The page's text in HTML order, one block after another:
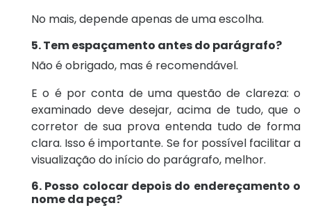
No mais, depende apenas de uma escolha.
5. Tem espaçamento antes do parágrafo?
Não é obrigado, mas é recomendável.
E o é por conta de uma questão de clareza: o
examinado deve desejar, acima de tudo, que o
corretor de sua prova entenda tudo de forma
clara. Isso é importante. Se for possível facilitar a
visualização do início do parágrafo, melhor.
6. Posso colocar depois do endereçamento o
nome da peça?